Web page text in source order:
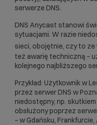
serwerze DNS.
DNS Anycast stanowi
sytuacjami. W razie
sieci, obojętnie, czy to ze
też awarię techniczną –
kolejnego najbliższego
Przykład: Użytkownik w
przez serwer DNS w
niedostępny, np.
obsłużony poprzez
– w Gdańsku, Frankfurcie,